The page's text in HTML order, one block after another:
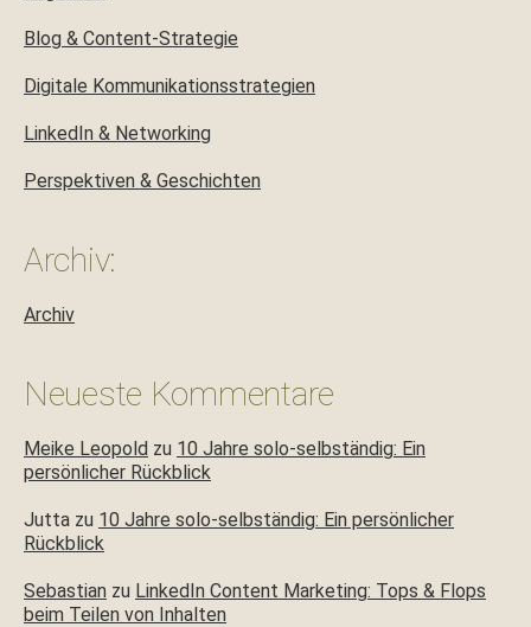
Blog & Content-Strategie
Digitale Kommunikationsstrategien
LinkedIn & Networking
Perspektiven & Geschichten
Archiv:
Archiv
Neueste Kommentare
Meike Leopold zu 10 Jahre solo-selbständig: Ein
persönlicher Rückblick
Jutta zu 10 Jahre solo-selbständig: Ein persönlicher
Rückblick
Sebastian zu LinkedIn Content Marketing: Tops & Flops
beim Teilen von Inhalten